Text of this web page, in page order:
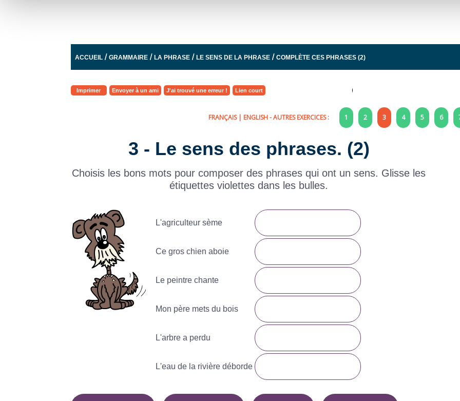
ACCUEIL /GRAMMAIRE /LA PHRASE /LE SENS DE LA PHRASE /COMPLÈTE CES PHRASES (2)
Imprimer Envoyer à un ami J'ai trouvé une erreur ! Lien court
FRANÇAIS| ENGLISH- AUTRES EXERCICES : 1 2 3 4 5 6
3 - Le sens des phrases. (2)
Choisis les bons mots pour composer des phrases qui ont un sens. Glisse les
étiquettes violettes dans les bulles.
L'agriculteur sème
Ce gros chien aboie
Le peintre chante
Mon père mets du bois
L'arbre a perdu
L'eau de la rivière déborde